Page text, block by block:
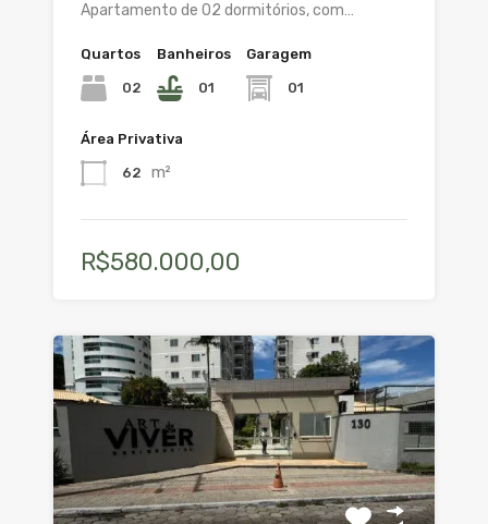
Apartamento de 02 dormitórios, com…
Quartos
02
Banheiros
01
Garagem
01
Área Privativa
62 m²
R$580.000,00